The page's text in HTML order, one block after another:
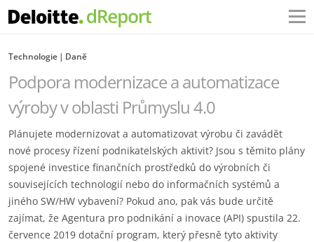
Technologie Daně
Podpora modernizace a automatizace
výroby v oblasti Průmyslu 4.0
Plánujete modernizovat a automatizovat výrobu či zavádět
nové procesy řízení podnikatelských aktivit? Jsou s těmito plány
spojené investice finančních prostředků do výrobních či
souvisejících technologií nebo do informačních systémů a
jiného SW/HW vybavení? Pokud ano, pak vás bude určitě
zajímat, že Agentura pro podnikání a inovace (API) spustila 22.
července 2019 dotační program, který přesně tyto aktivity